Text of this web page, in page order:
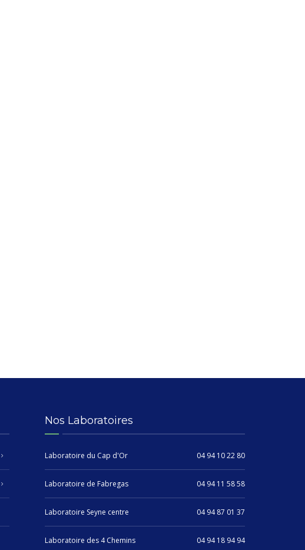
Nos Laboratoires
Laboratoire du Cap d'Or 04 94 10 22 80
Laboratoire de Fabregas 04 94 11 58 58
Laboratoire Seyne centre 04 94 87 01 37
Laboratoire des 4 Chemins 04 94 18 94 94